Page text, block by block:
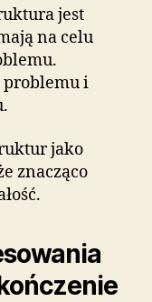
jest
na celu
problemu i
jako
znacząco